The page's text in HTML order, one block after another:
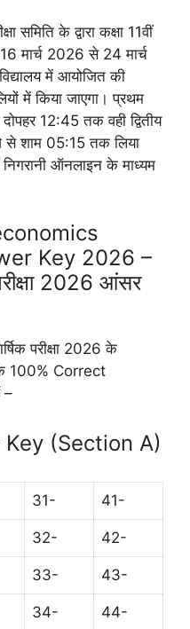
समिति के द्वारा कक्षा 11वीं
मार्च 2026 से 24 मार्च
में आयोजित की
में किया जाएगा। प्रथम
12:45 तक वही द्वितीय
से शाम 05:15 तक लिया
निगरानी ऑनलाइन के माध्यम
Key 2026 –
परीक्षा 2026 आंसर
परीक्षा 2026 के
100% Correct
–
(Section A)
31- 41-
32- 42-
33- 43-
34- 44-